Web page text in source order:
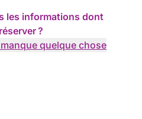
les informations dont
?
quelque chose